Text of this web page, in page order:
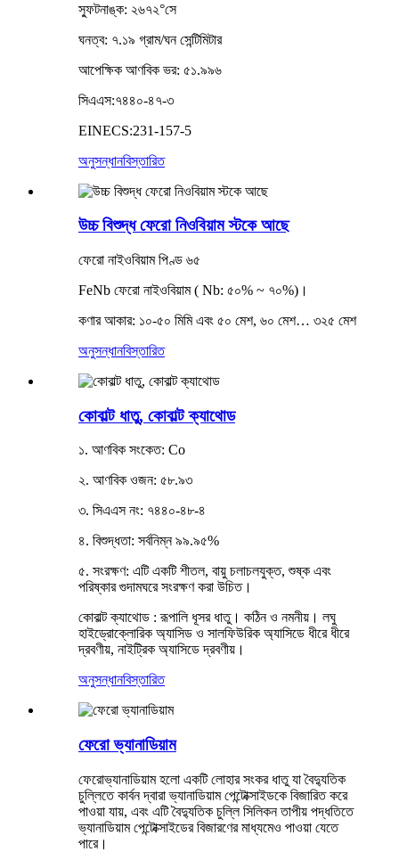
স্ফুটনাঙ্ক: ২৬৭২°সে
ঘনত্ব: ৭.১৯ গ্রাম/ঘন সেন্টিমিটার
আপেক্ষিক আণবিক ভর: ৫১.৯৯৬
সিএএস:৭৪৪০-৪৭-৩
EINECS:231-157-5
অনুসন্ধানবিস্তারিত
উচ্চ বিশুদ্ধ ফেরো নিওবিয়াম স্টকে আছে
ফেরো নাইওবিয়াম পিণ্ড ৬৫
FeNb ফেরো নাইওবিয়াম ( Nb: ৫০% ~ ৭০%)।
কণার আকার: ১০-৫০ মিমি এবং ৫০ মেশ, ৬০ মেশ… ৩২৫ মেশ
অনুসন্ধানবিস্তারিত
কোবাল্ট ধাতু, কোবাল্ট ক্যাথোড
১. আণবিক সংকেত: Co
২. আণবিক ওজন: ৫৮.৯৩
৩. সিএএস নং: ৭৪৪০-৪৮-৪
৪. বিশুদ্ধতা: সর্বনিম্ন ৯৯.৯৫%
৫. সংরক্ষণ: এটি একটি শীতল, বায়ু চলাচলযুক্ত, শুষ্ক এবং
পরিষ্কার গুদামঘরে সংরক্ষণ করা উচিত।
কোবাল্ট ক্যাথোড : রূপালি ধূসর ধাতু। কঠিন ও নমনীয়। লঘু
হাইড্রোক্লোরিক অ্যাসিড ও সালফিউরিক অ্যাসিডে ধীরে ধীরে
দ্রবণীয়, নাইট্রিক অ্যাসিডে দ্রবণীয়।
অনুসন্ধানবিস্তারিত
ফেরো ভ্যানাডিয়াম
ফেরোভ্যানাডিয়াম হলো একটি লোহার সংকর ধাতু যা বৈদ্যুতিক
চুল্লিতে কার্বন দ্বারা ভ্যানাডিয়াম পেন্টোক্সাইডকে বিজারিত করে
পাওয়া যায়, এবং এটি বৈদ্যুতিক চুল্লি সিলিকন তাপীয় পদ্ধতিতে
ভ্যানাডিয়াম পেন্টোক্সাইডের বিজারণের মাধ্যমেও পাওয়া যেতে
পারে।